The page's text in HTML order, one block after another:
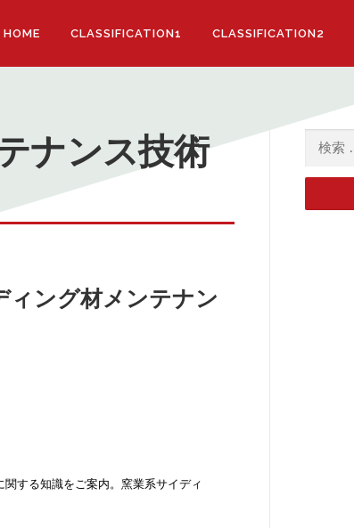
HOME CLASSIFICATION1 CLASSIFICATION2
ナンス技術
ィング材メンテナン
する知識をご案内。窯業系サイディ
検索: